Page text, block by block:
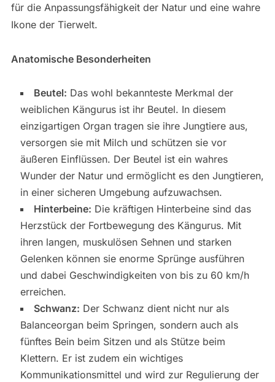
für die Anpassungsfähigkeit der Natur und eine wahre
Ikone der Tierwelt.
Anatomische Besonderheiten
Beutel: Das wohl bekannteste Merkmal der
weiblichen Kängurus ist ihr Beutel. In diesem
einzigartigen Organ tragen sie ihre Jungtiere aus,
versorgen sie mit Milch und schützen sie vor
äußeren Einflüssen. Der Beutel ist ein wahres
Wunder der Natur und ermöglicht es den Jungtieren,
in einer sicheren Umgebung aufzuwachsen.
Hinterbeine: Die kräftigen Hinterbeine sind das
Herzstück der Fortbewegung des Kängurus. Mit
ihren langen, muskulösen Sehnen und starken
Gelenken können sie enorme Sprünge ausführen
und dabei Geschwindigkeiten von bis zu 60 km/h
erreichen.
Schwanz: Der Schwanz dient nicht nur als
Balanceorgan beim Springen, sondern auch als
fünftes Bein beim Sitzen und als Stütze beim
Klettern. Er ist zudem ein wichtiges
Kommunikationsmittel und wird zur Regulierung der